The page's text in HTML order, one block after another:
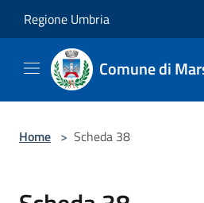
Regione Umbria
Comune di
Home > Scheda 38